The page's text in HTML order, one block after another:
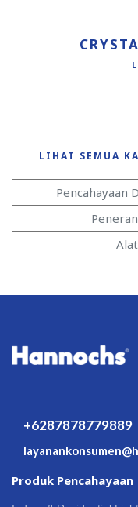
LIHAT SEMUA
Pencahayaan
+6287878779889
Produk Pencahayaan